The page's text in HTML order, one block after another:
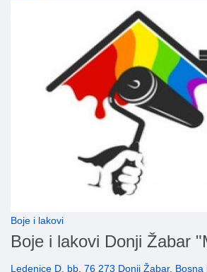
Boje i lakovi
Boje i lakovi Donji Žabar
Ledenice D. bb, 76 273 Donji Žabar, Bosna